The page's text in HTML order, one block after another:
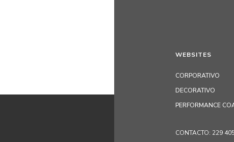
WEBSITES
CORPORATIVO
DECORATIVO
PERFORMANCE
CONTACTO: 229